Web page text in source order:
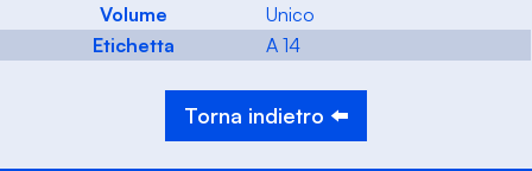
Volume
Unico
Etichetta
A 14
Torna indietro ⬅️